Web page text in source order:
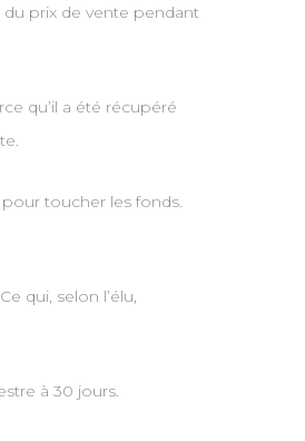
prix de vente pendant
qu’il a été récupéré
pour toucher les fonds.
qui, selon l’élu,
à 30 jours.